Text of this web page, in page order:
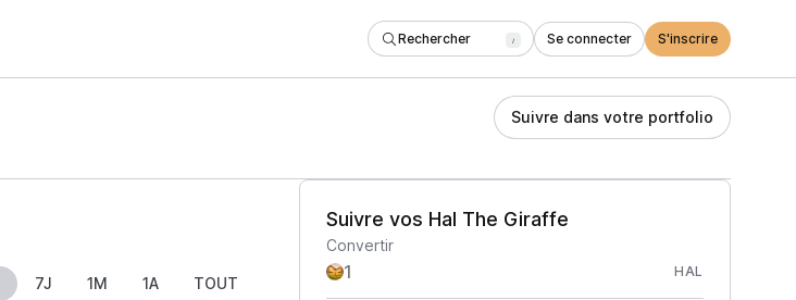
Rechercher / Se connecter S'inscrire
Suivre dans votre portfolio
7J 1M 1A TOUT
Suivre vos Hal The Giraffe
Convertir
HAL